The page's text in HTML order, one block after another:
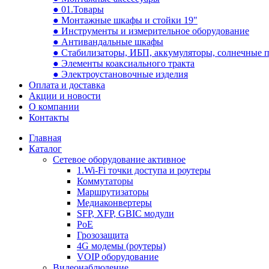
● 01.Товары
● Монтажные шкафы и стойки 19"
● Инструменты и измерительное оборудование
● Антивандальные шкафы
● Стабилизаторы, ИБП, аккумуляторы, солнечные
● Элементы коаксиального тракта
● Электроустановочные изделия
Оплата и доставка
Акции и новости
О компании
Контакты
Главная
Каталог
Сетевое оборудование активное
1.Wi-Fi точки доступа и роутеры
Коммутаторы
Маршрутизаторы
Медиаконвертеры
SFP, XFP, GBIC модули
PoE
Грозозащита
4G модемы (роутеры)
VOIP оборудование